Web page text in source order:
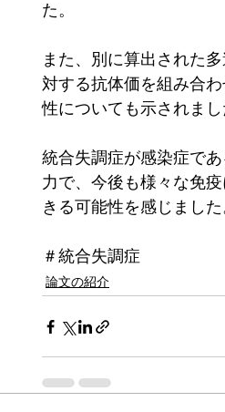
た。
また、別に算出された
対する抗体価を組み合
性についても示されまし
統合失調症が感染症で
力で、今後も様々な免
きる可能性を感じました
＃統合失調症
論文の紹介